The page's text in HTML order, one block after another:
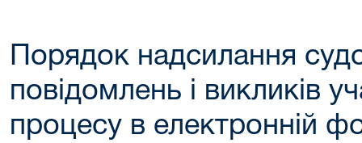
Порядок надсилання
повідомлень і викликів
процесу в електронній